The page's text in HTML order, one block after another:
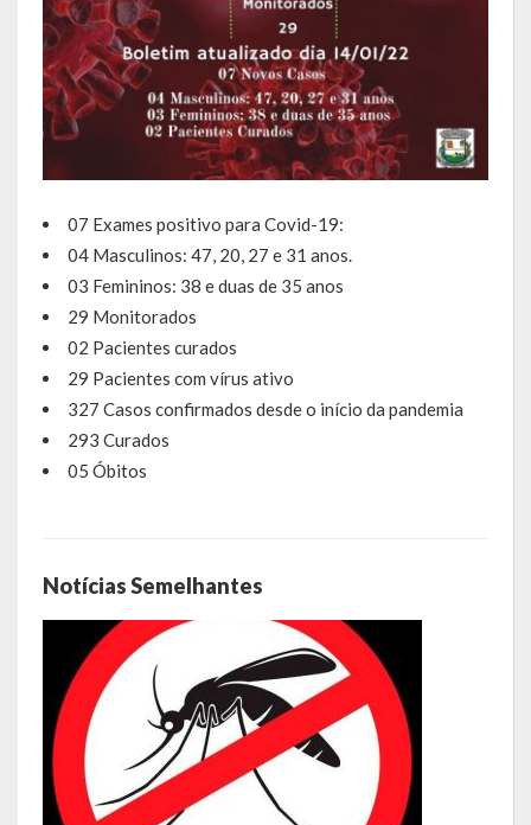
Desenvolvimento Econômico
Desenvolvimento Social
Educação, Cultura, Turismo, Desporto e Lazer
Obras, Serviços Urbanos e Trânsito
Saúde
Histórias
A História da Comunidade Católica Nossa Senhora de Lourdes
de Vila Seca
A História da Comunidade Evangélica de Linha Kronenthal
A História da Comunidade Evangélica de Confissão Luterana no
A história marcante do Grêmio Esportivo Lagoense: uma história
de paixão e muitas conquistas
A História da Praça da Lagoa
A História da Igreja Adventista do Sétimo Dia
07 Exames positivo para Covid-19:
04 Masculinos: 47, 20, 27 e 31 anos.
03 Femininos: 38 e duas de 35 anos
29 Monitorados
02 Pacientes curados
29 Pacientes com vírus ativo
327 Casos confirmados desde o início da pandemia
293 Curados
05 Óbitos
Notícias Semelhantes